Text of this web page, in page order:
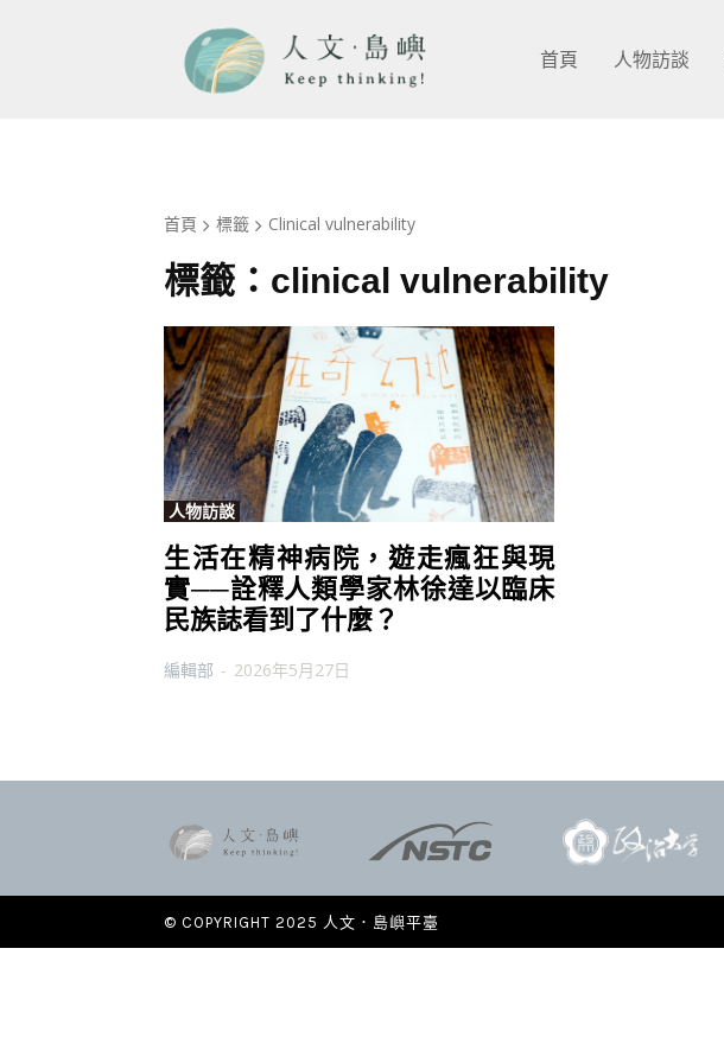
首頁 人物訪談
首頁 標籤 Clinical vulnerability
標籤： clinical vulnerability
人物訪談
生活在精神病院，遊走瘋狂與現
實──詮釋人類學家林徐達以臨床
民族誌看到了什麼？
編輯部 - 2026年5月27日
© COPYRIGHT 2025 人文．島嶼平臺